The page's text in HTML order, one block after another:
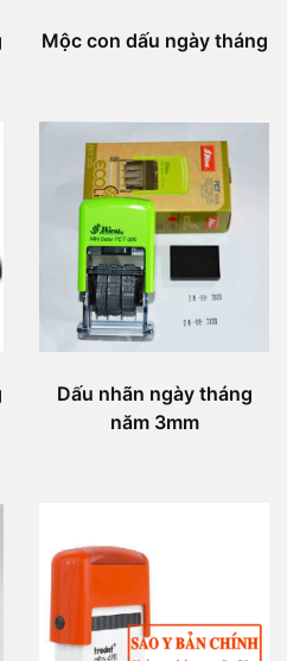
Mộc con dấu ngày tháng
Dấu nhãn ngày tháng
năm 3mm